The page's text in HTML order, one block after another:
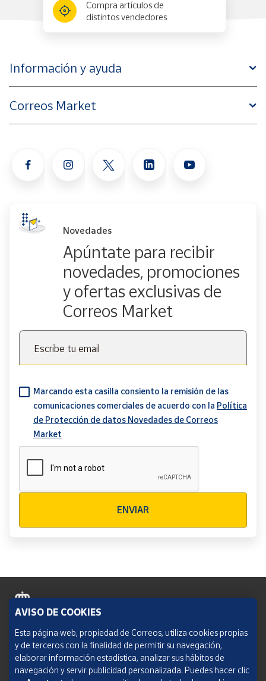
Compra artículos de
distintos vendedores
Información y ayuda
Correos Market
Novedades
Apúntate para recibir
novedades, promociones
y ofertas exclusivas de
Correos Market
Escribe tu email
Marcando esta casilla consiento la remisión de las
comunicaciones comerciales de acuerdo con la Política
de Protección de datos Novedades de Correos
Market
ENVIAR
Política de cookies
Aviso legal
Condiciones del servicio
AVISO DE COOKIES
Esta página web, propiedad de Correos, utiliza cookies propias
y de terceros con la finalidad de permitir su navegación,
elaborar información estadística, analizar sus hábitos de
navegación y servir publicidad personalizada. Puedes hacer clic